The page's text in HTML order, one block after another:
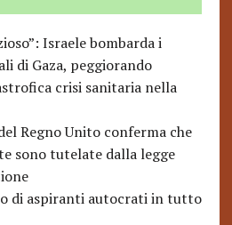
Israele bombarda i
di Gaza, peggiorando
crisi sanitaria nella
Regno Unito conferma che
sono tutelate dalla legge
di aspiranti autocrati in tutto